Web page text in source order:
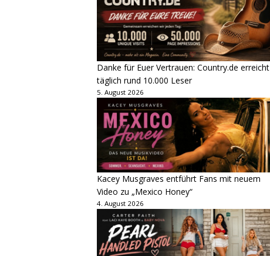
Danke für Euer Vertrauen: Country.de erreicht
täglich rund 10.000 Leser
5. August 2026
Kacey Musgraves entführt Fans mit neuem
Video zu „Mexico Honey“
4. August 2026